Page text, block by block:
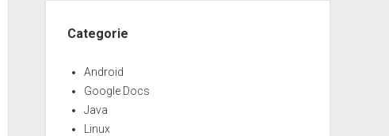
Categorie
Android
Google Docs
Java
Linux